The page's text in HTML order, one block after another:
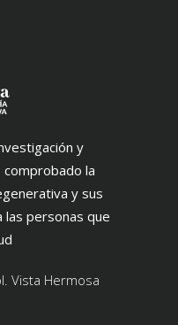
y
comprobado la
y sus
las personas que
Vista Hermosa